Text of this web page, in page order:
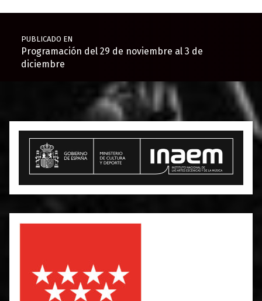
Navegación de entradas
PUBLICADO EN
Programación del 29 de noviembre al 3 de
diciembre